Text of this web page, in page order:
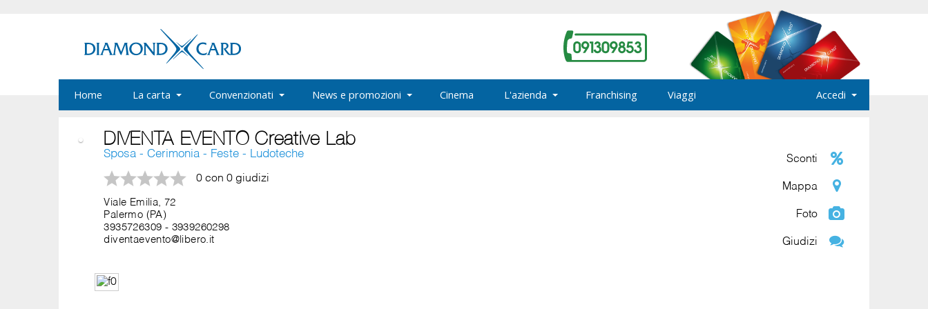
Home La carta Convenzionati News e promozioni Cinema L'azienda Franchising Viaggi Accedi
DIVENTA EVENTO Creative Lab
Sposa - Cerimonia - Feste - Ludoteche
0 con 0 giudizi
Viale Emilia, 72
Palermo (PA)
3935726309 - 3939260298
diventaevento@libero.it
Sconti
Mappa
Foto
Giudizi